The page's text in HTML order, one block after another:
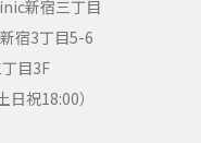
新宿三丁目
宿3丁目5-6
目3F
祝18:00）